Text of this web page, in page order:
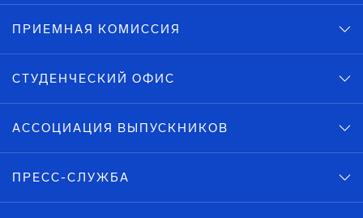
ПРИЕМНАЯ КОМИССИЯ
СТУДЕНЧЕСКИЙ ОФИС
АССОЦИАЦИЯ ВЫПУСКНИКОВ
ПРЕСС-СЛУЖБА